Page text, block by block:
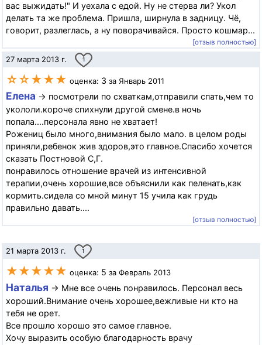
вас выжидать!" И уехала с едой. Ну не стерва ли? Укол
делать та же проблема. Пришла, ширнула в задницу. Чё,
говорит, разлеглась, а ну поворачивайся. Просто кошмар...
[отзыв полностью]
27 марта 2013 г. 1
☆☆★★★ оценка: 3 за Январь 2011
Елена → посмотрели по схваткам,отправили спать,чем то
укололи.короче спихнули другой смене.в ночь
попала....персонала явно не хватает!
Рожениц было много,внимания было мало. в целом роды
приняли,ребенок жив здоров,это главное.Спасибо хочется
сказать Постновой С,Г.
понравилось отношение врачей из интенсивной
терапии,очень хорошие,все объяснили как пеленать,как
кормить.сидела со мной минут 15 учила как грудь
правильно давать....
[отзыв полностью]
21 марта 2013 г. 1
★★★★★ оценка: 5 за Февраль 2013
Наталья → Мне все очень понравилось. Персонал весь
хороший.Внимание очень хорошее,вежливые ни кто на
тебя не орет.
Все прошло хорошо это самое главное.
Хочу выразить особую благодарность врачу